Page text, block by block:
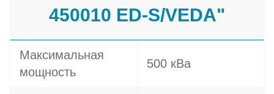
450010 ED-S/VEDA"
Максимальная
мощность
500 кВа